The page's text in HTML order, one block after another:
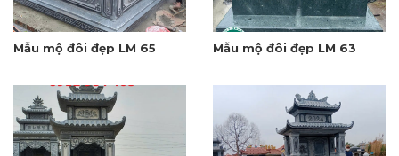
Mẫu mộ đôi đẹp LM 65 Mẫu mộ đôi đẹp LM 63